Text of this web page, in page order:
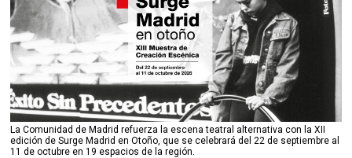
La Comunidad de Madrid refuerza la escena teatral alternativa con la XII
edición de Surge Madrid en Otoño, que se celebrará del 22 de septiembre al
11 de octubre en 19 espacios de la región.